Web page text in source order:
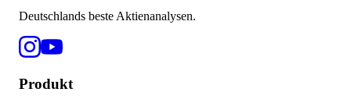
Deutschlands beste Aktienanalysen.
Produkt